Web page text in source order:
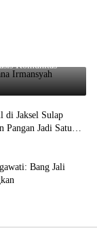
Permana
Komunitas
Jaksel Sulap
Pangan Jadi Satu
Bang Jali